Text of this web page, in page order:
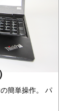
簡単操作。 パ